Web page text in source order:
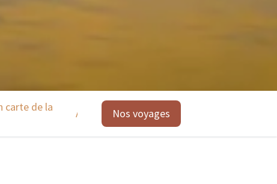
carte de la
Activités possibles
Nos voyages